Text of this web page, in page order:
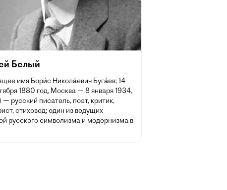
Белый
имя Бори́с Никола́евич Буга́ев; 14
1880 год, Москва — 8 января 1934,
русский писатель, поэт, критик,
стиховед; один из ведущих
русского символизма и модернизма в